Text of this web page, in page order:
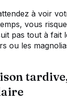
à voir
vous
pas tout à fait
ou les